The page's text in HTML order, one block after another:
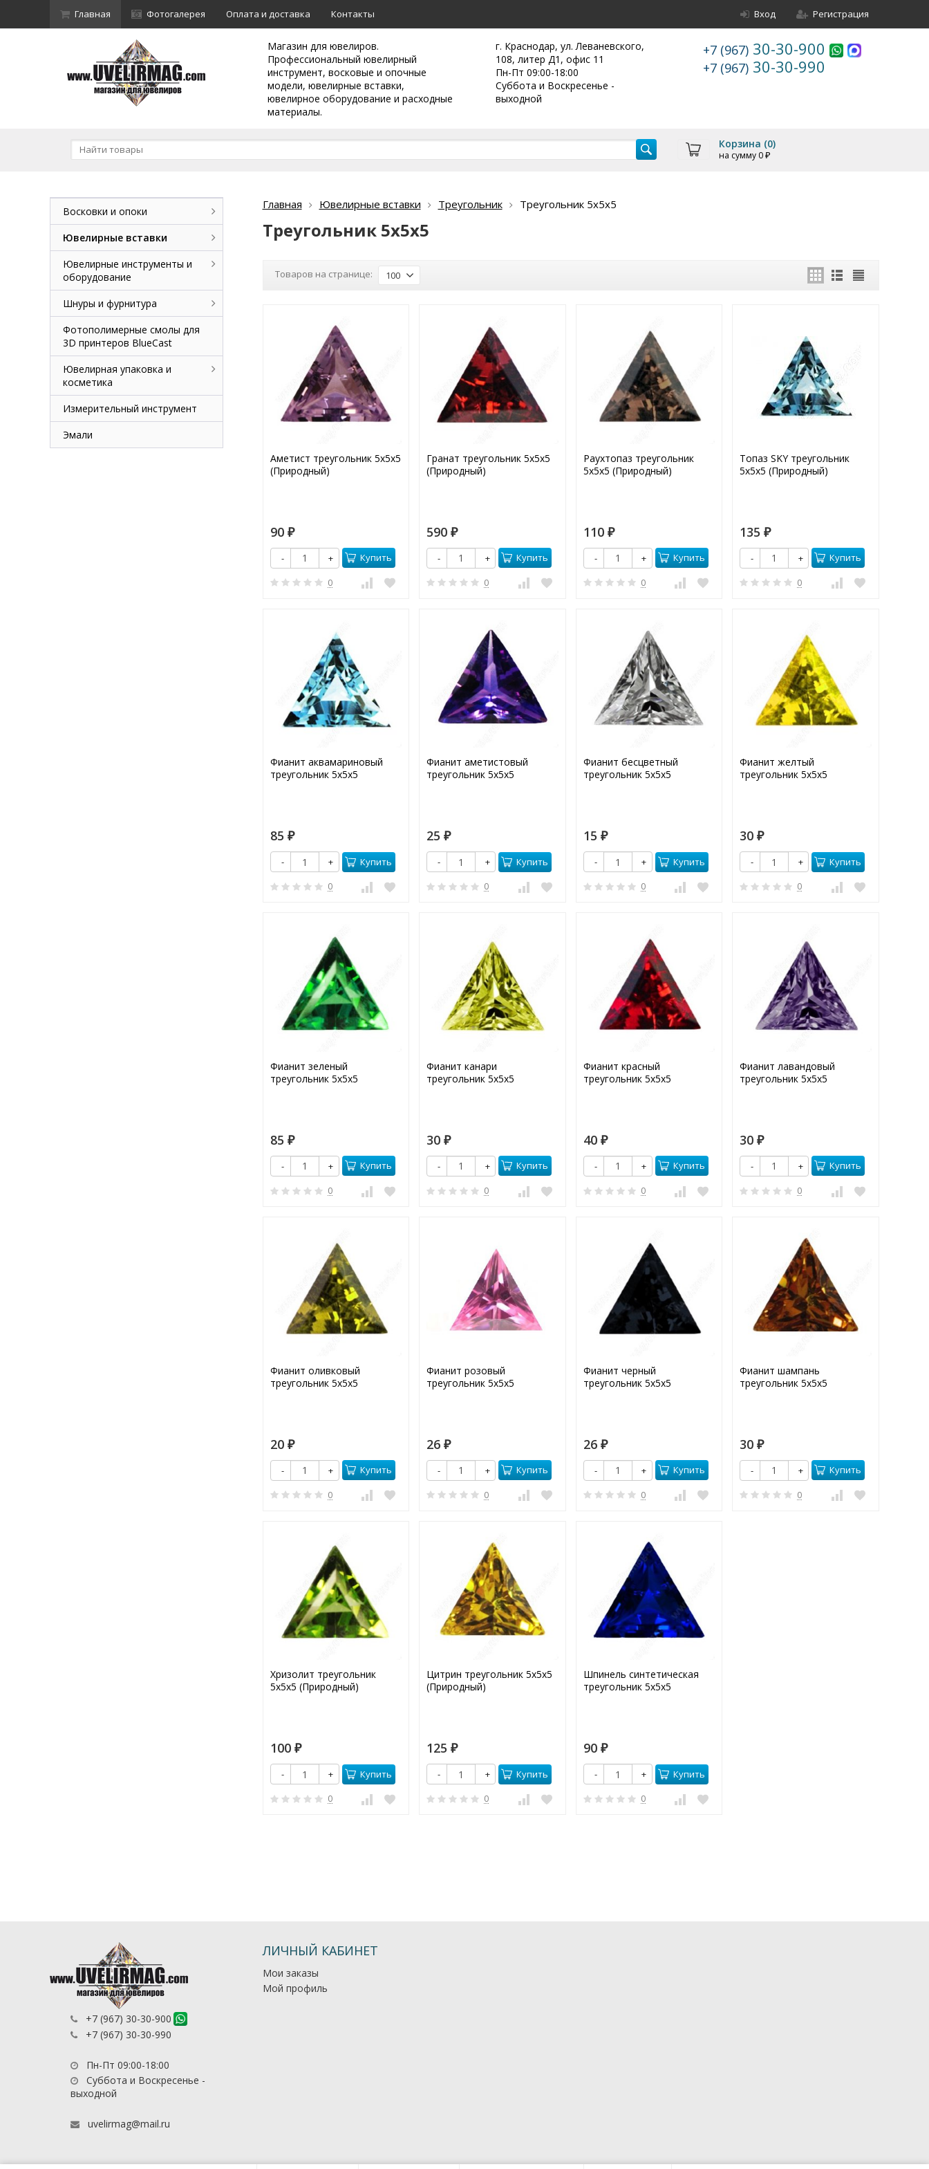
Главная Фотогалерея Оплата и доставка Контакты Вход Регистрация
Магазин для ювелиров.
Профессиональный ювелирный
инструмент, восковые и опочные
модели, ювелирные вставки,
ювелирное оборудование и расходные
материалы.
г. Краснодар, ул. Леваневского,
108, литер Д1, офис 11
Пн-Пт 09:00-18:00
Суббота и Воскресенье -
выходной
+7 (967) 30-30-900
+7 (967) 30-30-990
Корзина (0)
на сумму 0 ₽
Главная Ювелирные вставки Треугольник Треугольник 5х5х5
Треугольник 5х5х5
Товаров на странице: 100
Аметист треугольник 5х5х5
(Природный)
90 ₽
- + Купить
0
Гранат треугольник 5х5х5
(Природный)
590₽
- + Купить
0
Раухтопаз треугольник
5х5х5 (Природный)
110 ₽
- + Купить
0
Топаз SKY треугольник
5х5х5 (Природный)
135₽
- + Купить
0
Фианит аквамариновый
треугольник 5х5х5
85 ₽
- + Купить
0
Фианит аметистовый
треугольник 5х5х5
25₽
- + Купить
0
Фианит бесцветный
треугольник 5х5х5
15 ₽
- + Купить
0
Фианит желтый
треугольник 5х5х5
30₽
- + Купить
0
Фианит зеленый
треугольник 5х5х5
85 ₽
- + Купить
0
Фианит канари
треугольник 5х5х5
30₽
- + Купить
0
Фианит красный
треугольник 5х5х5
40 ₽
- + Купить
0
Фианит лавандовый
треугольник 5х5х5
30₽
- + Купить
0
Фианит оливковый
треугольник 5х5х5
20 ₽
- + Купить
0
Фианит розовый
треугольник 5х5х5
26₽
- + Купить
0
Фианит черный
треугольник 5х5х5
26 ₽
- + Купить
0
Фианит шампань
треугольник 5х5х5
30₽
- + Купить
0
Хризолит треугольник
5х5х5 (Природный)
100 ₽
- + Купить
0
Цитрин треугольник 5х5х5
(Природный)
125₽
- + Купить
0
Шпинель синтетическая
треугольник 5х5х5
90 ₽
- + Купить
0
Восковки и опоки
Ювелирные вставки
Ювелирные инструменты и
оборудование
Шнуры и фурнитура
Фотополимерные смолы для
3D принтеров BlueCast
Ювелирная упаковка и
косметика
Измерительный инструмент
Эмали
+7 (967) 30-30-900
+7 (967) 30-30-990
Пн-Пт 09:00-18:00
Суббота и Воскресенье -
выходной
uvelirmag@mail.ru
ЛИЧНЫЙ КАБИНЕТ
Мои заказы
Мой профиль